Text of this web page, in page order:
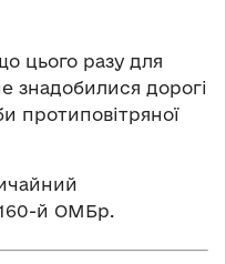
цього разу для
знадобилися дорогі
протиповітряної
160-й ОМБр.